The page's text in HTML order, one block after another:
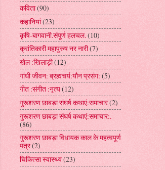
कविता(90)
कहानियां(23)
कृषि-बागवानी.संपूर्ण हलचल. (10)
क्रांतिकारी महापुरुष नर नारी(7)
खेल :खिलाड़ी(12)
गांधी जीवन: ब्रह्मचर्य:यौन प्रसंग: (5)
गीत :संगीत :नृत्य(12)
गुरूशरण छाबड़ा संघर्ष कथाएं:समाचार(2)
गुरूशरण छाबड़ा संघर्ष कथाएं:समाचार:.
(86)
गुरूशरण छाबड़ा विधायक काल के महत्वपूर्ण
पत्र(2)
चिकित्सा स्वास्थ्य(23)